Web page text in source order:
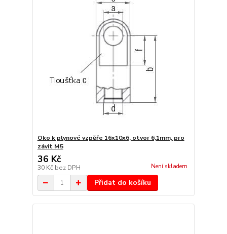
Oko k plynové vzpěře 16x10x6, otvor 6,1mm, pro
závit M5
36 Kč
30 Kč bez DPH Není skladem
Přidat do košíku